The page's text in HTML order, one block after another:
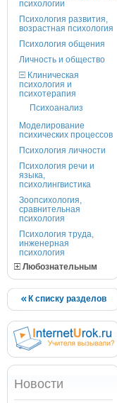
психологии
Психология развития,
возрастная психология
Психология общения
Личность и общество
Клиническая
психология и
психотерапия
Психоанализ
Моделирование
психических процессов
Психология личности
Психология речи и
языка,
психолингвистика
Зоопсихология,
сравнительная
психология
Психология труда,
инженерная
психология
Любознательным
К списку разделов
Новости